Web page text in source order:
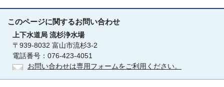
このページに関するお問い合わせ
上下水道局 流杉浄水場
〒939-8032 富山市流杉3-2
電話番号：076-423-4051
お問い合わせは専用フォームをご利用ください。